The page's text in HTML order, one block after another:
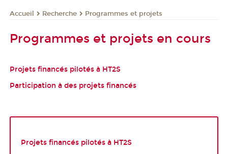
Accueil Recherche Programmes et projets
Programmes et projets en cours
Projets financés pilotés à HT2S
Participation à des projets financés
Projets financés pilotés à HT2S